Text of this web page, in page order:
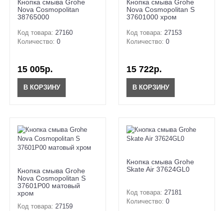
Кнопка смыва Grohe
Nova Cosmopolitan
38765000
Код товара: 27160
Количество: 0
15 005р.
В КОРЗИНУ
Кнопка смыва Grohe
Nova Cosmopolitan S
37601000 хром
Код товара: 27153
Количество: 0
15 722р.
В КОРЗИНУ
Кнопка смыва Grohe
Nova Cosmopolitan S
37601P00 матовый
хром
Код товара: 27159
Кнопка смыва Grohe
Skate Air 37624GL0
Код товара: 27181
Количество: 0